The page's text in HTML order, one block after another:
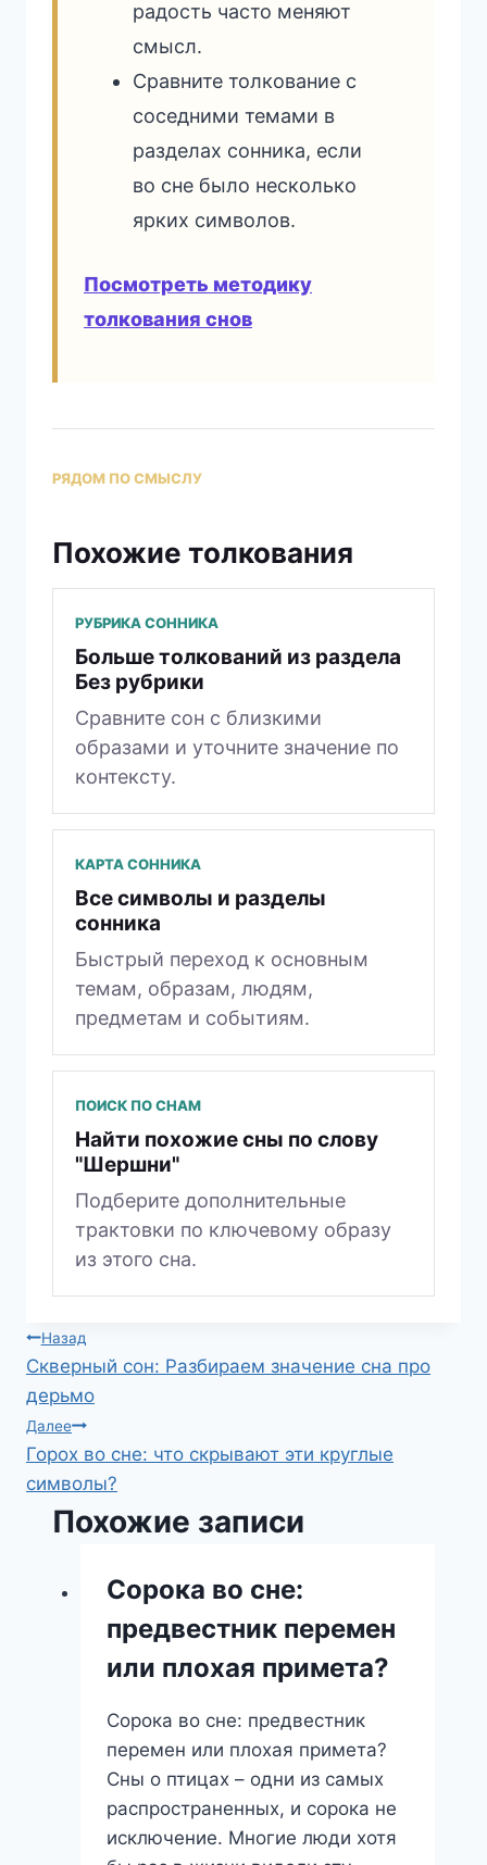
радость часто меняют
смысл.
Сравните толкование с
соседними темами в
разделах сонника, если
во сне было несколько
ярких символов.
Посмотреть методику
толкования снов
РЯДОМ ПО СМЫСЛУ
Похожие толкования
РУБРИКА СОННИКА
Больше толкований из раздела
Без рубрики
Сравните сон с близкими
образами и уточните значение по
контексту.
КАРТА СОННИКА
Все символы и разделы
сонника
Быстрый переход к основным
темам, образам, людям,
предметам и событиям.
ПОИСК ПО СНАМ
Найти похожие сны по слову
"Шершни"
Подберите дополнительные
трактовки по ключевому образу
из этого сна.
Навигация
по
записям
Назад
Скверный сон: Разбираем значение сна про
дерьмо
Далее
Горох во сне: что скрывают эти круглые
символы?
Похожие записи
Сорока во сне:
предвестник перемен
или плохая примета?
Сорока во сне: предвестник
перемен или плохая примета?
Сны о птицах – одни из самых
распространенных, и сорока не
исключение. Многие люди хотя